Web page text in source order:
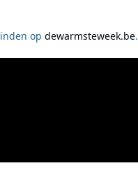
op dewarmsteweek.be.